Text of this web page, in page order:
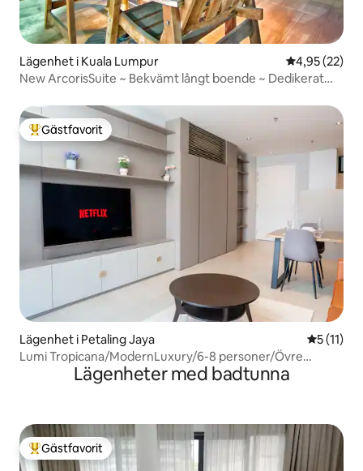
Lägenhet i Kuala Lumpur 4,95 av 5 i
4,95 (22)
New ArcorisSuite ~ Bekvämt långt boende ~ Dedikerat
minuters promenad till 163 ~ Privat trädgård
Populär gästfavorit
Gästfavorit
Lägenhet i Petaling Jaya 5 av 5 i
5 (11)
Lumi Tropicana/ModernLuxury/6-8 personer/Övre
Lägenheter med badtunna
Populär gästfavorit
Gästfavorit